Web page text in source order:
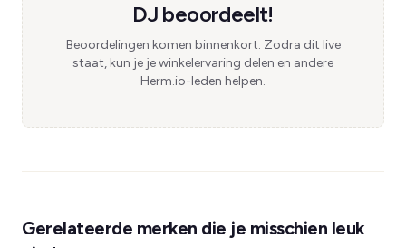
DJ beoordeelt!
Beoordelingen komen binnenkort. Zodra dit live
staat, kun je je winkelervaring delen en andere
Herm.io-leden helpen.
Gerelateerde merken die je misschien leuk